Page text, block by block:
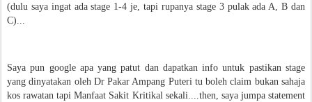
(dulu saya ingat ada stage 1-4 je, tapi rupanya stage 3 pulak ada A, B dan
C)...
Saya pun google apa yang patut dan dapatkan info untuk pastikan stage
yang dinyatakan oleh Dr Pakar Ampang Puteri tu boleh claim bukan sahaja
kos rawatan tapi Manfaat Sakit Kritikal sekali....then, saya jumpa statement